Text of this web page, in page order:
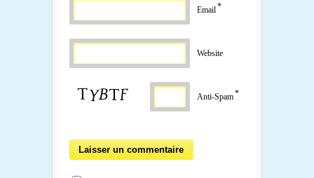
Email*
Website
Anti-Spam*